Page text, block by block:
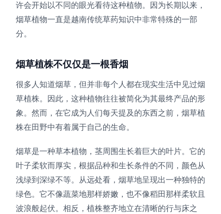
许会开始以不同的眼光看待这种植物。因为长期以来，
烟草植物一直是越南传统草药知识中非常特殊的一部
分。
烟草植株不仅仅是一根香烟
很多人知道烟草，但并非每个人都在现实生活中见过烟
草植株。因此，这种植物往往被简化为其最终产品的形
象。然而，在它成为人们每天提及的东西之前，烟草植
株在田野中有着属于自己的生命。
烟草是一种草本植物，茎周围生长着巨大的叶片。它的
叶子柔软而厚实，根据品种和生长条件的不同，颜色从
浅绿到深绿不等。从远处看，烟草地呈现出一种独特的
绿色。它不像蔬菜地那样娇嫩，也不像稻田那样柔软且
波浪般起伏。相反，植株整齐地立在清晰的行与床之